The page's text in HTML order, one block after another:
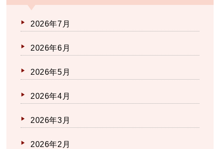
2026年7月
2026年6月
2026年5月
2026年4月
2026年3月
2026年2月